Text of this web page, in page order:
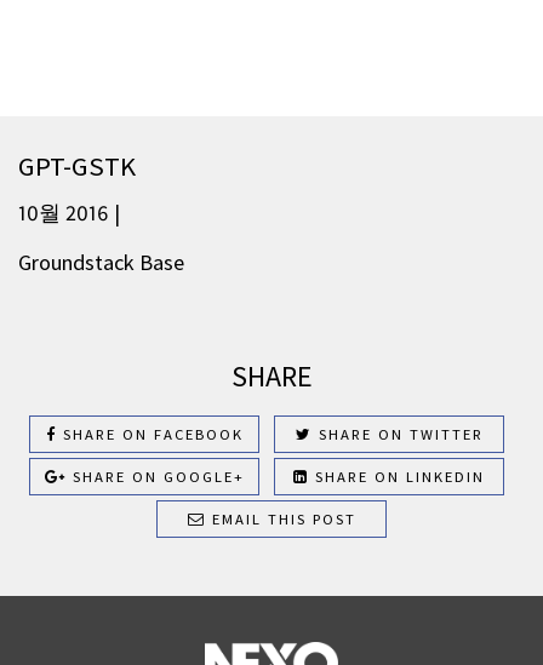
GPT-GSTK
10월 2016 |
Groundstack Base
SHARE
SHARE ON FACEBOOK SHARE ON TWITTER
SHARE ON GOOGLE+ SHARE ON LINKEDIN
EMAIL THIS POST